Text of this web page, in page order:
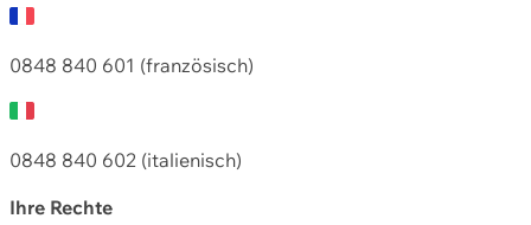
0848 840 601 (französisch)
0848 840 602 (italienisch)
Ihre Rechte